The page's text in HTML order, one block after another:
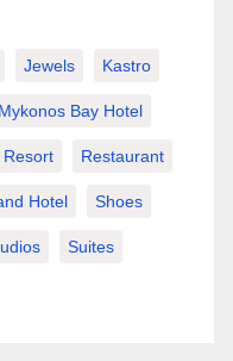
Jewels Kastro
Mykonos Bay Hotel
Resort Restaurant
Hotel Shoes
Suites